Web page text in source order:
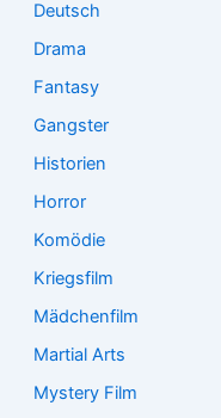
Deutsch
Drama
Fantasy
Gangster
Historien
Horror
Komödie
Kriegsfilm
Mädchenfilm
Martial Arts
Mystery Film